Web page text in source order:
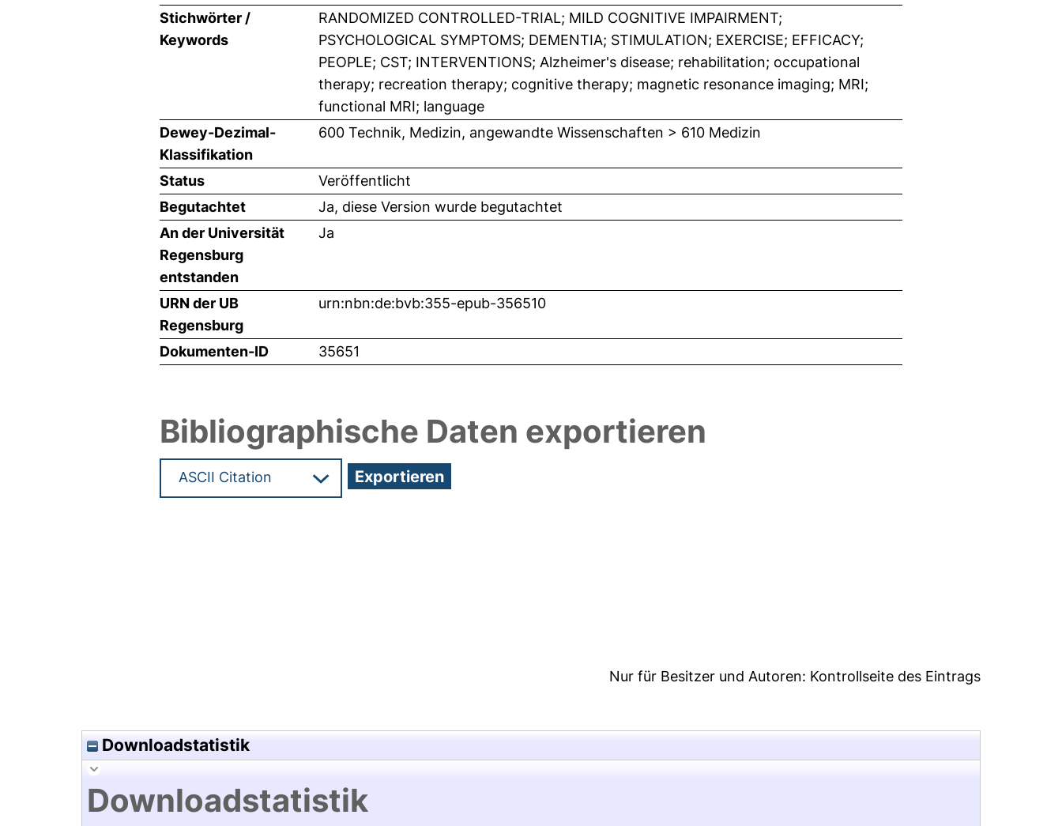
Stichwörter /
Keywords
RANDOMIZED CONTROLLED-TRIAL; MILD COGNITIVE IMPAIRMENT;
PSYCHOLOGICAL SYMPTOMS; DEMENTIA; STIMULATION; EXERCISE; EFFICACY;
PEOPLE; CST; INTERVENTIONS; Alzheimer's disease; rehabilitation; occupational
therapy; recreation therapy; cognitive therapy; magnetic resonance imaging; MRI;
functional MRI; language
Dewey-Dezimal-
Klassifikation
600 Technik, Medizin, angewandte Wissenschaften > 610 Medizin
Status
Veröffentlicht
Begutachtet
Ja, diese Version wurde begutachtet
An der Universität
Regensburg
entstanden
Ja
URN der UB
Regensburg
urn:nbn:de:bvb:355-epub-356510
Dokumenten-ID 35651
Bibliographische Daten exportieren
Nur für Besitzer und Autoren: Kontrollseite des Eintrags
Downloadstatistik
Downloadstatistik